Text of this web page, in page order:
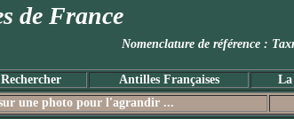
de France
Nomenclature de référence
Rechercher Antilles Françaises La
une photo pour l'agrandir ...